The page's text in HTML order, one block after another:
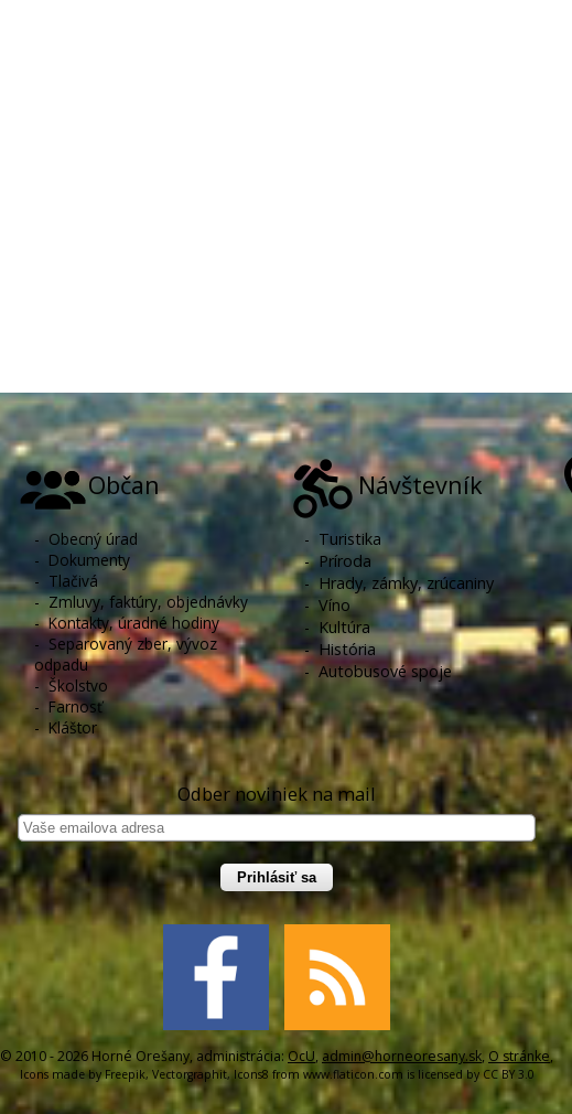
Občan
- Obecný úrad
- Dokumenty
- Tlačivá
-Zmluvy, faktúry, objednávky
-Kontakty, úradné hodiny
- Separovaný zber, vývoz
odpadu
-Školstvo
-Farnosť
-Kláštor
Návštevník
- Turistika
-Príroda
-Hrady, zámky, zrúcaniny
-Víno
- Kultúra
-História
-Autobusové spoje
Odber noviniek na mail
Prihlásiť sa
© 2010 - 2026 Horné Orešany, administrácia: OcU, admin@horneoresany.sk, O stránke,
Icons made byFreepik, Vectorgraphit, Icons8 from www.flaticon.com is licensed by CC BY 3.0